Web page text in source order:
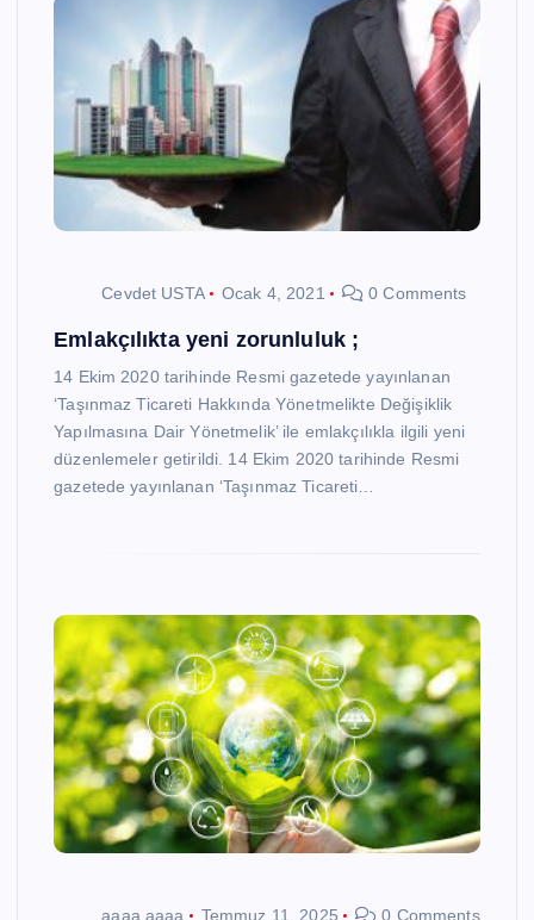
Cevdet USTA Ocak 4, 2021 0 Comments
Emlakçılıkta yeni zorunluluk ;
14 Ekim 2020 tarihinde Resmi gazetede yayınlanan
‘Taşınmaz Ticareti Hakkında Yönetmelikte Değişiklik
Yapılmasına Dair Yönetmelik’ ile emlakçılıkla ilgili yeni
düzenlemeler getirildi. 14 Ekim 2020 tarihinde Resmi
gazetede yayınlanan ‘Taşınmaz Ticareti…
aaaa aaaa Temmuz 11, 2025 0 Comments